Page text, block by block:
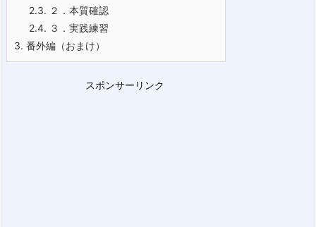
2.3. ２．本質確認
2.4. ３．実践練習
3. 番外編（おまけ）
スポンサーリンク